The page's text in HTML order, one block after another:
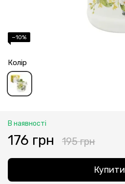
−10%
Колір
В наявності
176 грн 195 грн
Купити